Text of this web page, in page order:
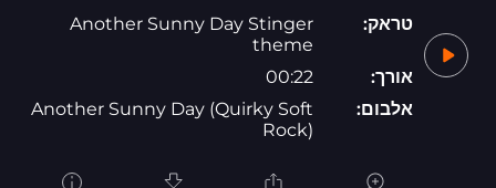
טראק:
Another Sunny Day Stinger
theme
אורך:
00:22
אלבום:
Another Sunny Day (Quirky Soft
Rock)